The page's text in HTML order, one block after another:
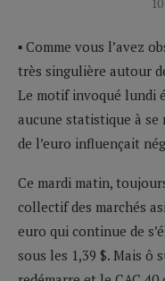
▪ Comme vous l’avez
très singulière autour
Le motif invoqué lundi
aucune statistique à
de l’euro influençait
Ce mardi matin,
collectif des marchés
euro qui continue de
sous les 1,39 $. Mais ô